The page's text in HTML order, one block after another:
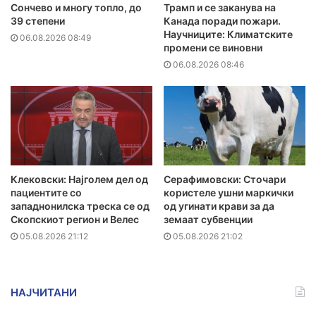
Сончево и многу топло, до
39 степени
06.08.2026 08:49
Трамп и се заканува на
Канада поради пожари.
Научниците: Климатските
промени се виновни
06.08.2026 08:46
Клековски: Најголем дел од
пациентите сo
западнонилска треска се од
Скопскиот регион и Велес
05.08.2026 21:12
Серафимовски: Сточари
користеле ушни маркички
од угинати крави за да
земаат субвенции
05.08.2026 21:02
НАЈЧИТАНИ